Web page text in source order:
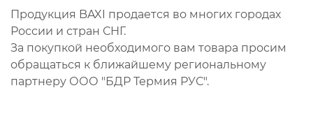
Продукция BAXI продается во многих городах
России и стран СНГ.
За покупкой необходимого вам товара просим
обращаться к ближайшему региональному
партнеру ООО "БДР Термия РУС".